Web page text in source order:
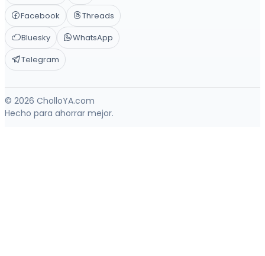
Facebook
Threads
Bluesky
WhatsApp
Telegram
© 2026 CholloYA.com
Hecho para ahorrar mejor.